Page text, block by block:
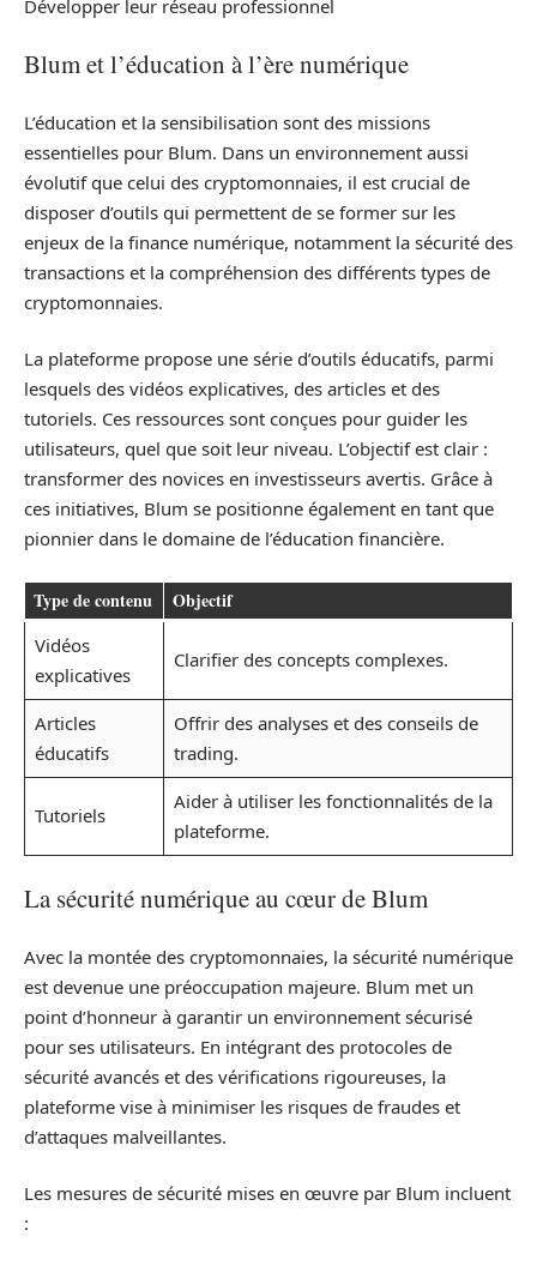
Développer leur réseau professionnel
Blum et l’éducation à l’ère numérique
L’éducation et la sensibilisation sont des missions
essentielles pour Blum. Dans un environnement aussi
évolutif que celui des cryptomonnaies, il est crucial de
disposer d’outils qui permettent de se former sur les
enjeux de la finance numérique, notamment la sécurité des
transactions et la compréhension des différents types de
cryptomonnaies.
La plateforme propose une série d’outils éducatifs, parmi
lesquels des vidéos explicatives, des articles et des
tutoriels. Ces ressources sont conçues pour guider les
utilisateurs, quel que soit leur niveau. L’objectif est clair :
transformer des novices en investisseurs avertis. Grâce à
ces initiatives, Blum se positionne également en tant que
pionnier dans le domaine de l’éducation financière.
Type de contenu Objectif
Vidéos
explicatives
Clarifier des concepts complexes.
Articles
éducatifs
Offrir des analyses et des conseils de
trading.
Tutoriels
Aider à utiliser les fonctionnalités de la
plateforme.
La sécurité numérique au cœur de Blum
Avec la montée des cryptomonnaies, la sécurité numérique
est devenue une préoccupation majeure. Blum met un
point d’honneur à garantir un environnement sécurisé
pour ses utilisateurs. En intégrant des protocoles de
sécurité avancés et des vérifications rigoureuses, la
plateforme vise à minimiser les risques de fraudes et
d’attaques malveillantes.
Les mesures de sécurité mises en œuvre par Blum incluent
: